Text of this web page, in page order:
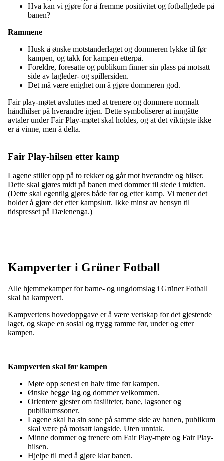
Hva kan vi gjøre for å fremme positivitet og fotballglede på
banen?
Rammene
Husk å ønske motstanderlaget og dommeren lykke til før
kampen, og takk for kampen etterpå.
Foreldre, foresatte og publikum finner sin plass på motsatt
side av lagleder- og spillersiden.
Det må være enighet om å gjøre dommeren god.
Fair play-møtet avsluttes med at trenere og dommere normalt
håndhilser på hverandre igjen. Dette symboliserer at inngåtte
avtaler under Fair Play-møtet skal holdes, og at det viktigste ikke
er å vinne, men å delta.
Fair Play-hilsen etter kamp
Lagene stiller opp på to rekker og går mot hverandre og hilser.
Dette skal gjøres midt på banen med dommer til stede i midten.
(Dette skal egentlig gjøres både før og etter kamp. Vi mener det
holder å gjøre det etter kampslutt. Ikke minst av hensyn til
tidspresset på Dælenenga.)
Kampverter i Grüner Fotball
Alle hjemmekamper for barne- og ungdomslag i Grüner Fotball
skal ha kampvert.
Kampvertens hovedoppgave er å være vertskap for det gjestende
laget, og skape en sosial og trygg ramme før, under og etter
kampen.
Kampverten skal før kampen
Møte opp senest en halv time før kampen.
Ønske begge lag og dommer velkommen.
Orientere gjester om fasiliteter, bane, lagsoner og
publikumssoner.
Lagene skal ha sin sone på samme side av banen, publikum
skal være på motsatt langside. Uten unntak.
Minne dommer og trenere om Fair Play-møte og Fair Play-
hilsen.
Hjelpe til med å gjøre klar banen.